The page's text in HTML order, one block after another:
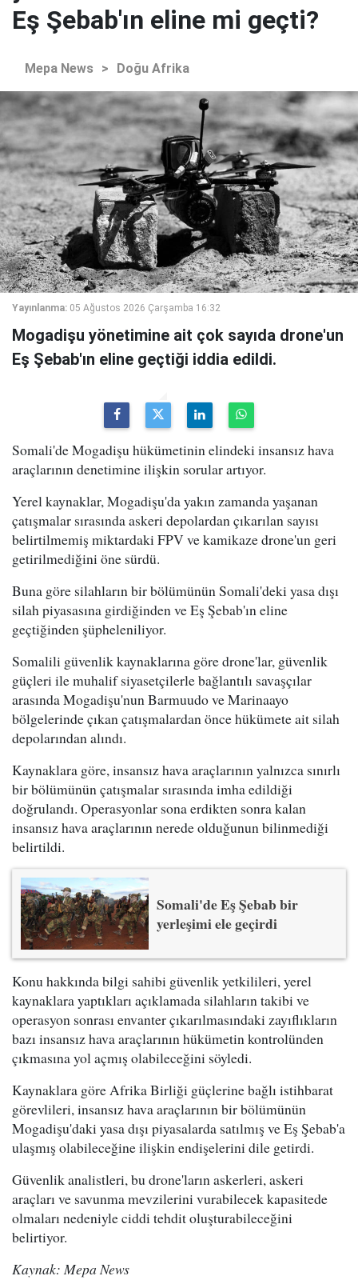
Eş Şebab'ın eline mi geçti?
Mepa News > Doğu Afrika
Yayınlanma: 05 Ağustos 2026 Çarşamba 16:32
Mogadişu yönetimine ait çok sayıda drone'un
Eş Şebab'ın eline geçtiği iddia edildi.
Somali'de Mogadişu hükümetinin elindeki insansız hava
araçlarının denetimine ilişkin sorular artıyor.
Yerel kaynaklar, Mogadişu'da yakın zamanda yaşanan
çatışmalar sırasında askeri depolardan çıkarılan sayısı
belirtilmemiş miktardaki FPV ve kamikaze drone'un geri
getirilmediğini öne sürdü.
Buna göre silahların bir bölümünün Somali'deki yasa dışı
silah piyasasına girdiğinden ve Eş Şebab'ın eline
geçtiğinden şüpheleniliyor.
Somalili güvenlik kaynaklarına göre drone'lar, güvenlik
güçleri ile muhalif siyasetçilerle bağlantılı savaşçılar
arasında Mogadişu'nun Barmuudo ve Marinaayo
bölgelerinde çıkan çatışmalardan önce hükümete ait silah
depolarından alındı.
Kaynaklara göre, insansız hava araçlarının yalnızca sınırlı
bir bölümünün çatışmalar sırasında imha edildiği
doğrulandı. Operasyonlar sona erdikten sonra kalan
insansız hava araçlarının nerede olduğunun bilinmediği
belirtildi.
Somali'de Eş Şebab bir
yerleşimi ele geçirdi
Konu hakkında bilgi sahibi güvenlik yetkilileri, yerel
kaynaklara yaptıkları açıklamada silahların takibi ve
operasyon sonrası envanter çıkarılmasındaki zayıflıkların
bazı insansız hava araçlarının hükümetin kontrolünden
çıkmasına yol açmış olabileceğini söyledi.
Kaynaklara göre Afrika Birliği güçlerine bağlı istihbarat
görevlileri, insansız hava araçlarının bir bölümünün
Mogadişu'daki yasa dışı piyasalarda satılmış ve Eş Şebab'a
ulaşmış olabileceğine ilişkin endişelerini dile getirdi.
Güvenlik analistleri, bu drone'ların askerleri, askeri
araçları ve savunma mevzilerini vurabilecek kapasitede
olmaları nedeniyle ciddi tehdit oluşturabileceğini
belirtiyor.
Kaynak: Mepa News